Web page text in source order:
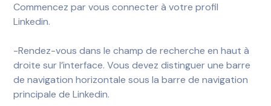
Commencez par vous connecter à votre profil
Linkedin.
-Rendez-vous dans le champ de recherche en haut à
droite sur l’interface. Vous devez distinguer une barre
de navigation horizontale sous la barre de navigation
principale de Linkedin.